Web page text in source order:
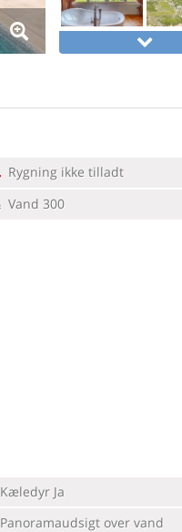
Rygning ikke tilladt
Vand 300
Kæledyr Ja
Panoramaudsigt over vand